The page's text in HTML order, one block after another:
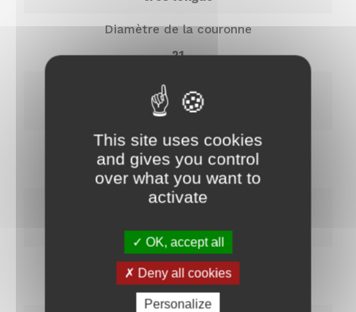
Diamètre de la couronne
21
Indice de réfraction
14
Jutosité
faiblement juteux
Maturité
Très tardive (novembre)
Masse volumique
1049
This site uses cookies
and gives you control
over what you want to
activate
OK, accept all
Deny all cookies
Personalize